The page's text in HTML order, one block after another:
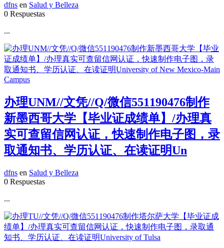
dfns en Salud y Belleza
0 Respuestas
...
办理UNM//文凭//Q/微信551190476制作
新墨西哥大学【毕业证成绩单】/办理真
实可查留信网认证，快速制作电子图，录
取通知书、学历认证、在读证明Un
dfns en Salud y Belleza
0 Respuestas
...